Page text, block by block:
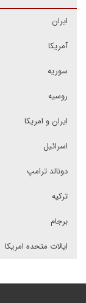
ایران
آمریکا
سوریه
روسیه
ایران و امریکا
اسرائیل
دونالد ترامپ
ترکیه
برجام
ایالات متحده امریکا